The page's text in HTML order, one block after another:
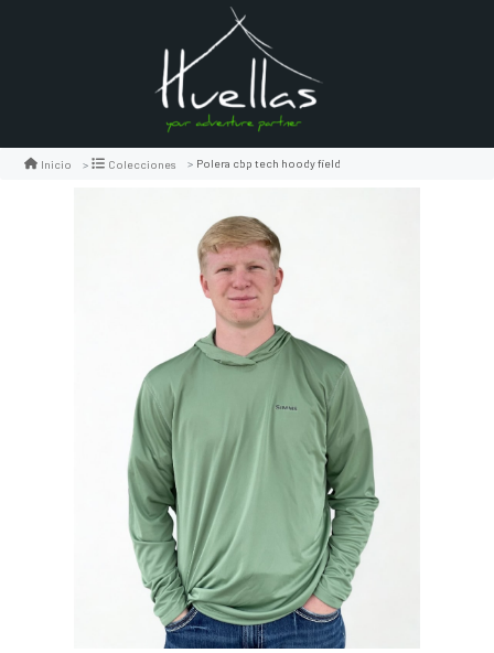
Inicio Colecciones Polera cbp tech hoody field